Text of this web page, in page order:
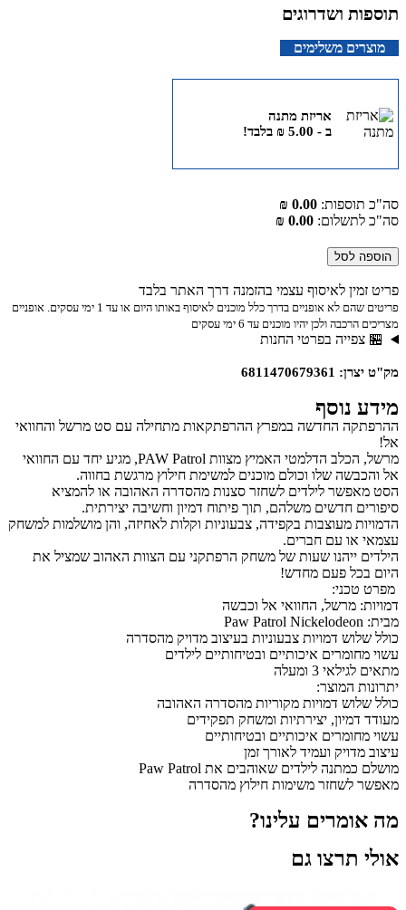
תוספות ושדרוגים
מוצרים משלימים
אריזת מתנה
ב -
₪5.00 בלבד!
סה"כ תוספות: 0.00 ₪
סה"כ לתשלום: 0.00 ₪
הוספה לסל
פריט זמין לאיסוף עצמי בהזמנה דרך האתר בלבד
פריטים שהם לא אופניים בדרך כלל מוכנים לאיסוף באותו היום או עד 1 ימי עסקים. אופניים
מצריכים הרכבה ולכן יהיו מוכנים עד 6 ימי עסקים
🏪 צפייה בפרטי החנות
מק"ט יצרן: 6811470679361
מידע נוסף
ההרפתקה החדשה במפרץ ההרפתקאות מתחילה עם סט מרשל והחוואי
אל!
מרשל, הכלב הדלמטי האמיץ מצוות PAW Patrol, מגיע יחד עם החוואי
אל והכבשה שלו וכולם מוכנים למשימת חילוץ מרגשת בחווה.
הסט מאפשר לילדים לשחזר סצנות מהסדרה האהובה או להמציא
סיפורים חדשים משלהם, תוך פיתוח דמיון וחשיבה יצירתית.
הדמויות מעוצבות בקפידה, צבעוניות וקלות לאחיזה, והן מושלמות למשחק
עצמאי או עם חברים.
הילדים ייהנו שעות של משחק הרפתקני עם הצוות האהוב שמציל את
היום בכל פעם מחדש!
מפרט טכני:
דמויות: מרשל, החוואי אל וכבשה
מבית: Paw Patrol Nickelodeon
כולל שלוש דמויות צבעוניות בעיצוב מדויק מהסדרה
עשוי מחומרים איכותיים ובטיחותיים לילדים
מתאים לגילאי 3 ומעלה
יתרונות המוצר:
כולל שלוש דמויות מקוריות מהסדרה האהובה
מעודד דמיון, יצירתיות ומשחק תפקידים
עשוי מחומרים איכותיים ובטיחותיים
עיצוב מדויק ועמיד לאורך זמן
מושלם כמתנה לילדים שאוהבים את Paw Patrol
מאפשר לשחזר משימות חילוץ מהסדרה
מה אומרים עלינו?
אולי תרצו גם